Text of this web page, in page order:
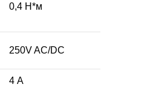
0,4 Н*м
250V AC/DC
4 А